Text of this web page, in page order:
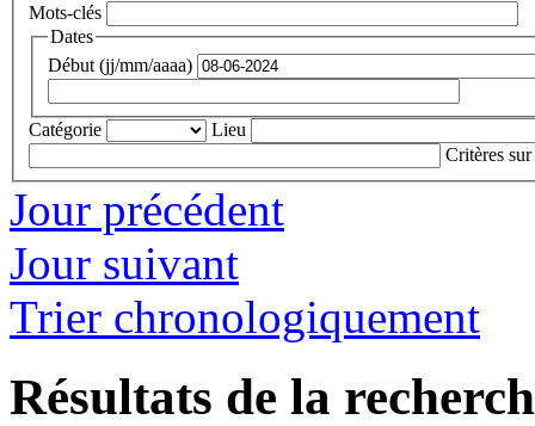
Mots-clés
Dates
Début (jj/mm/aaaa)
Catégorie
Lieu
Critères sur
Jour précédent
Jour suivant
Trier chronologiquement
Résultats de la